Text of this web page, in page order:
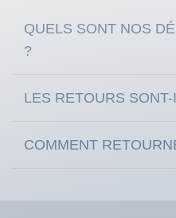
QUELS SONT NOS
?
LES RETOURS
COMMENT